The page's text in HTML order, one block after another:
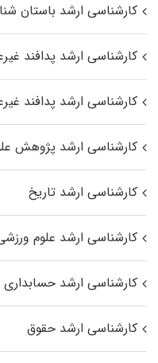
کارشناسی ارشد باستان
کارشناسی ارشد پدافند
کارشناسی ارشد پدافند
کارشناسی ارشد پژوهش
کارشناسی ارشد تاریخ
کارشناسی ارشد علوم
کارشناسی ارشد حسابداری
کارشناسی ارشد حقوق